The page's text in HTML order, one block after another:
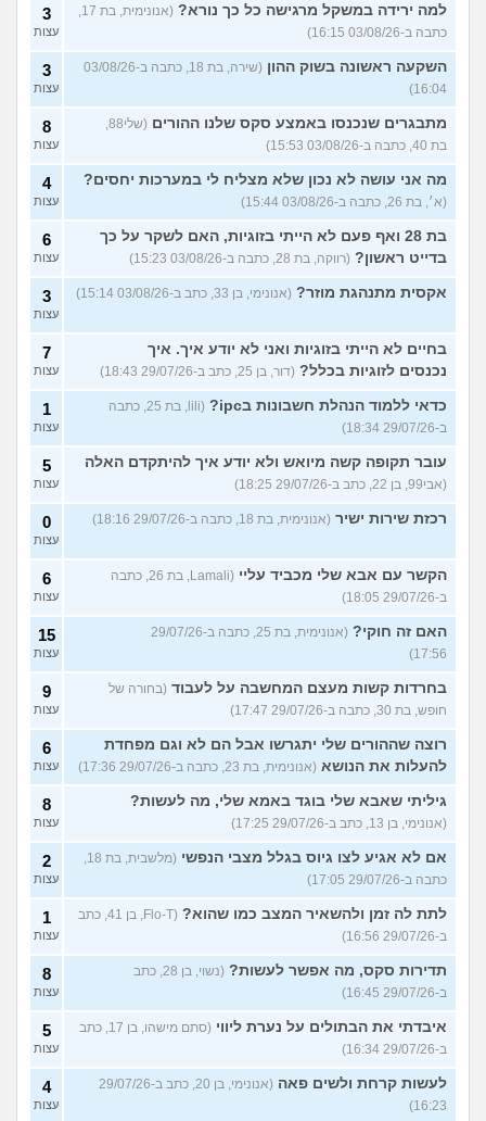
למה ירידה במשקל מרגישה כל כך נורא?
(אנונימית, בת 17,
כתבה ב-03/08/26 16:15)
3
עצות
השקעה ראשונה בשוק ההון
(שירה, בת 18, כתבה ב-03/08/26
16:04)
3
עצות
מתבגרים שנכנסו באמצע סקס שלנו ההורים
(שלי88,
בת 40, כתבה ב-03/08/26 15:53)
8
עצות
מה אני עושה לא נכון שלא מצליח לי במערכות יחסים?
(א׳, בת 26, כתבה ב-03/08/26 15:44)
4
עצות
בת 28 ואף פעם לא הייתי בזוגיות, האם לשקר על כך
בדייט ראשון? (רווקה, בת 28, כתבה ב-03/08/26 15:23)
6
עצות
אקסית מתנהגת מוזר? (אנונימי, בן 33, כתב ב-03/08/26 15:14) 3
עצות
בחיים לא הייתי בזוגיות ואני לא יודע איך. איך
נכנסים לזוגיות בכלל? (דור, בן 25, כתב ב-29/07/26 18:43)
7
עצות
כדאי ללמוד הנהלת חשבונות בipc?
(lili, בת 25, כתבה
ב-29/07/26 18:34)
1
עצות
עובר תקופה קשה מיואש ולא יודע איך להיתקדם האלה
(אבי99, בן 22, כתב ב-29/07/26 18:25)
5
עצות
רכזת שירות ישיר (אנונימית, בת 18, כתבה ב-29/07/26 18:16) 0
עצות
הקשר עם אבא שלי מכביד עליי
(Lamali, בת 26, כתבה
ב-29/07/26 18:05)
6
עצות
האם זה חוקי?
(אנונימית, בת 25, כתבה ב-29/07/26
17:56)
15
עצות
בחרדות קשות מעצם המחשבה על לעבוד (בחורה של
חופש, בת 30, כתבה ב-29/07/26 17:47)
9
עצות
רוצה שההורים שלי יתגרשו אבל הם לא וגם מפחדת
להעלות את הנושא (אנונימית, בת 23, כתבה ב-29/07/26 17:36)
6
עצות
גיליתי שאבא שלי בוגד באמא שלי, מה לעשות?
(אנונימי, בן 13, כתב ב-29/07/26 17:25)
8
עצות
אם לא אגיע לצו גיוס בגלל מצבי הנפשי
(מלשבית, בת 18,
כתבה ב-29/07/26 17:05)
2
עצות
לתת לה זמן ולהשאיר המצב כמו שהוא?
(Flo-T, בן 41, כתב
ב-29/07/26 16:56)
1
עצות
תדירות סקס, מה אפשר לעשות?
(נשוי, בן 28, כתב
ב-29/07/26 16:45)
8
עצות
איבדתי את הבתולים על נערת ליווי
(סתם מישהו, בן 17, כתב
ב-29/07/26 16:34)
5
עצות
לעשות קרחת ולשים פאה
(אנונימי, בן 20, כתב ב-29/07/26
16:23)
4
עצות